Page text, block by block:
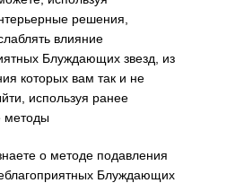
решения,
влияние
Блуждающих звезд, из
которых вам так и не
используя ранее
методы
о методе подавления
Блуждающих